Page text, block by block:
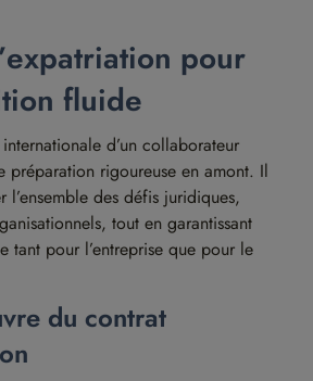
pour
fluide
d’un collaborateur
préparation rigoureuse en amont. Il
l’ensemble des défis juridiques,
tout en garantissant
tant pour l’entreprise que pour le
du contrat